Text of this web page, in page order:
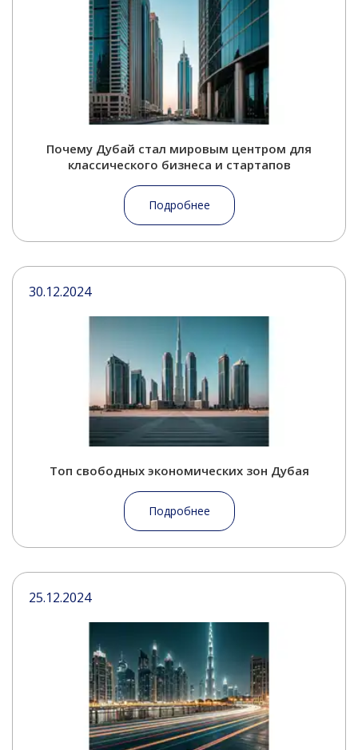
Почему Дубай стал мировым центром для
классического бизнеса и стартапов
Подробнее
30.12.2024
Топ свободных экономических зон Дубая
Подробнее
25.12.2024